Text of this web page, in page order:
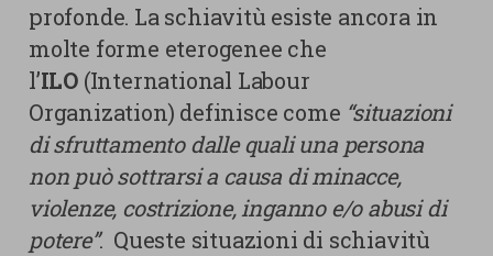
profonde. La schiavitù esiste ancora in
molte forme eterogenee che
l’ILO (International Labour
Organization) definisce come “situazioni
di sfruttamento dalle quali una persona
non può sottrarsi a causa di minacce,
violenze, costrizione, inganno e/o abusi di
potere”. Queste situazioni di schiavitù